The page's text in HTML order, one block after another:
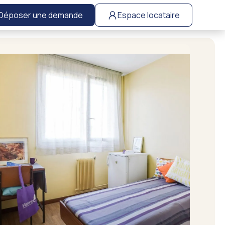
une demande Espace locataire